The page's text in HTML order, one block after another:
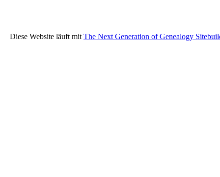
Diese Website läuft mit The Next Generation of Genealogy